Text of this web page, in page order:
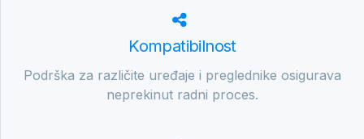
Kompatibilnost
Podrška za različite uređaje i preglednike osigurava
neprekinut radni proces.